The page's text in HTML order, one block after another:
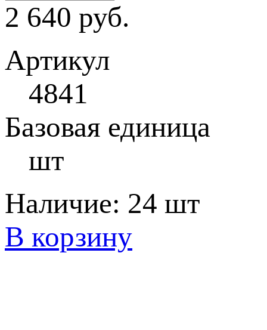
2 640 руб.
Артикул
4841
Базовая единица
шт
Наличие: 24 шт
В корзину